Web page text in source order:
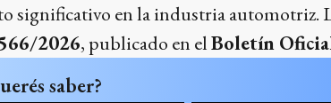
significativo en la industria automotriz.
2026, publicado en elBoletín
saber?